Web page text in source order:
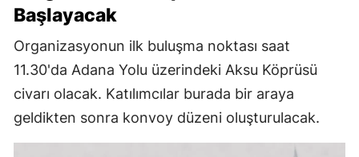
Başlayacak
Organizasyonun ilk buluşma noktası saat
11.30'da Adana Yolu üzerindeki Aksu Köprüsü
civarı olacak. Katılımcılar burada bir araya
geldikten sonra konvoy düzeni oluşturulacak.